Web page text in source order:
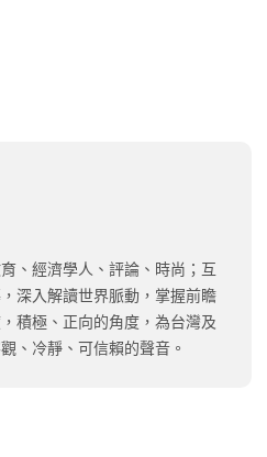
、經濟學人、評論、時尚；互
深入解讀世界脈動，掌握前瞻
積極、正向的角度，為台灣及
、冷靜、可信賴的聲音。